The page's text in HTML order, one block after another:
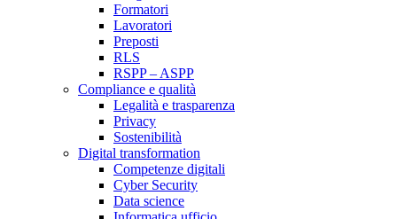
Formatori
Lavoratori
Preposti
RLS
RSPP – ASPP
Compliance e qualità
Legalità e trasparenza
Privacy
Sostenibilità
Digital transformation
Competenze digitali
Cyber Security
Data science